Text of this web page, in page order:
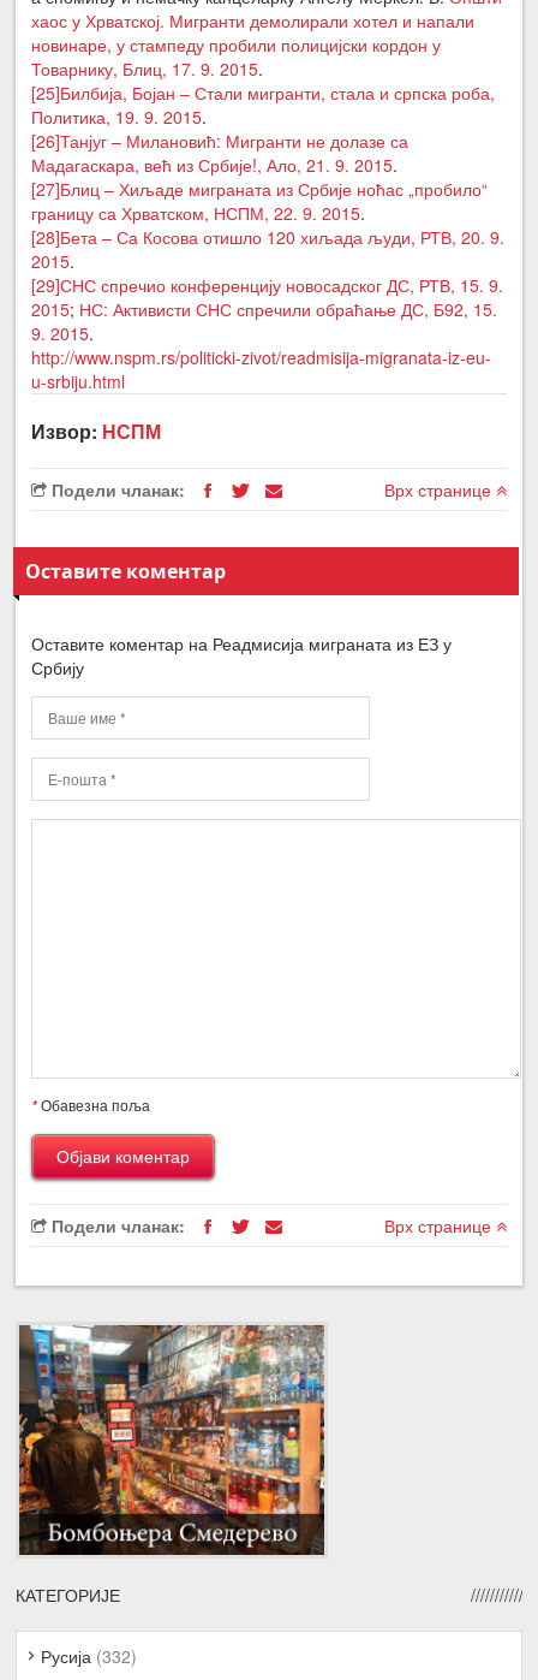
хаос у Хрватској. Мигранти демолирали хотел и напали
новинаре, у стампеду пробили полицијски кордон у
Товарнику, Блиц, 17. 9. 2015.
[25]Билбија, Бојан – Стали мигранти, стала и српска роба,
Политика, 19. 9. 2015.
[26]Танјуг – Милановић: Мигранти не долазе са
Мадагаскара, већ из Србије!, Ало, 21. 9. 2015.
[27]Блиц – Хиљаде миграната из Србије ноћас „пробило“
границу са Хрватском, НСПМ, 22. 9. 2015.
[28]Бета – Са Косова отишло 120 хиљада људи, РТВ, 20. 9.
2015.
[29]СНС спречио конференцију новосадског ДС, РТВ, 15. 9.
2015; НС: Активисти СНС спречили обраћање ДС, Б92, 15.
9. 2015.
http://www.nspm.rs/politicki-zivot/readmisija-migranata-iz-eu-
u-srbiju.html
Извор: НСПМ
Подели чланак: Врх странице
Оставите коментар
Оставите коментар на Реадмисија миграната из ЕЗ у
Србију
*Обавезна поља
Подели чланак: Врх странице
КАТЕГОРИЈЕ
Русија (332)